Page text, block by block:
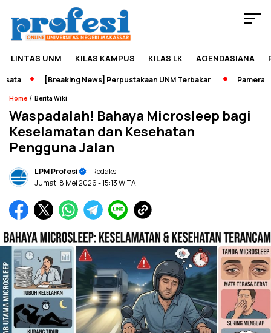
LINTAS UNM KILAS KAMPUS KILAS LK AGENDASIANA
[Breaking News] Perpustakaan UNM Terbakar Pameran
Home / Berita Wiki
Waspadalah! Bahaya Microsleep bagi
Keselamatan dan Kesehatan
Pengguna Jalan
LPM Profesi
- Redaksi
Jumat, 8 Mei 2026- 15:13 WITA